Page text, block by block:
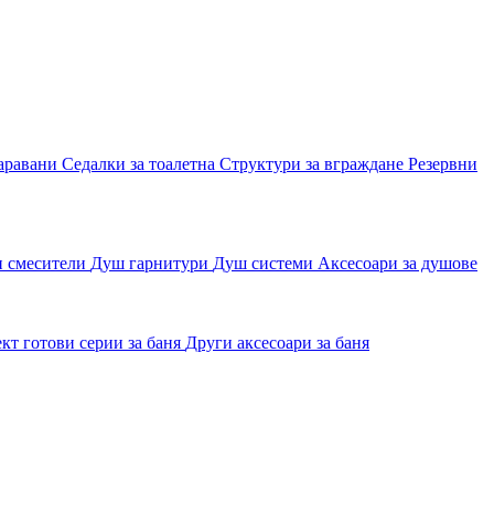
Седалки за тоалетна Структури за вграждане Резервни
смесители Душ гарнитури Душ системи Аксесоари за душове
готови серии за баня Други аксесоари за баня